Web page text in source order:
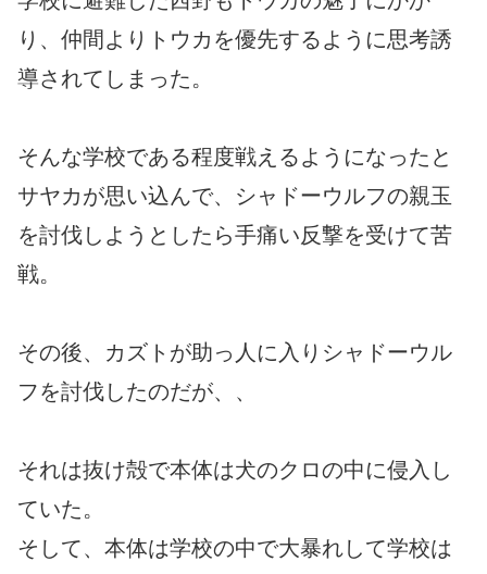
り、仲間よりトウカを優先するように思考誘
導されてしまった。
そんな学校である程度戦えるようになったと
サヤカが思い込んで、シャドーウルフの親玉
を討伐しようとしたら手痛い反撃を受けて苦
戦。
その後、カズトが助っ人に入りシャドーウル
フを討伐したのだが、、
それは抜け殻で本体は犬のクロの中に侵入し
ていた。
そして、本体は学校の中で大暴れして学校は